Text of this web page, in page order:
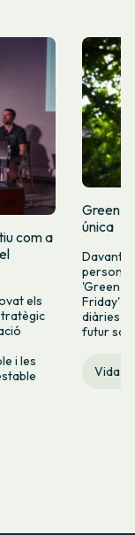
com a
els
i les
Green
única
Davant
'Green
Friday'
diàries i
futur
Vida